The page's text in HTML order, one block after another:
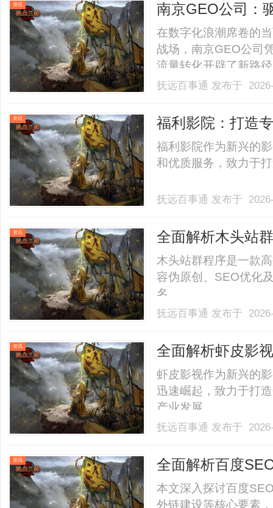
资讯 南京GEO公司：
在数字化浪潮席卷的
战场，南京GEO公司
流量转化开辟了新路
通过动态内容生成与
优化的前沿方法论。
抚远百事通 发布于
资讯 福利影院：打造
福利影院作为新兴的
和优质服务，致力于
抚远百事通 发布于
资讯 全面解析木头站
木头站群程序是一款
容伪原创、SEO优化
名。......
抚远百事通 发布于
资讯 全面解析虾皮影
虾皮影视作为新兴的
迅速崛起，致力于打
产业发展。......
抚远百事通 发布于
资讯 全面解析百度
本文深入探讨百度
外链建设等核心要素